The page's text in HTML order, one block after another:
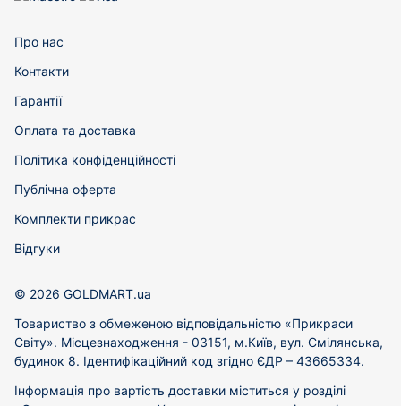
Про нас
Контакти
Гарантії
Оплата та доставка
Політика конфіденційності
Публічна оферта
Комплекти прикрас
Відгуки
© 2026 GOLDMART.ua
Товариство з обмеженою відповідальністю «Прикраси
Світу». Місцезнаходження - 03151, м.Київ, вул. Смілянська,
будинок 8. Ідентифікаційний код згідно ЄДР – 43665334.
Інформація про вартість доставки міститься у розділі